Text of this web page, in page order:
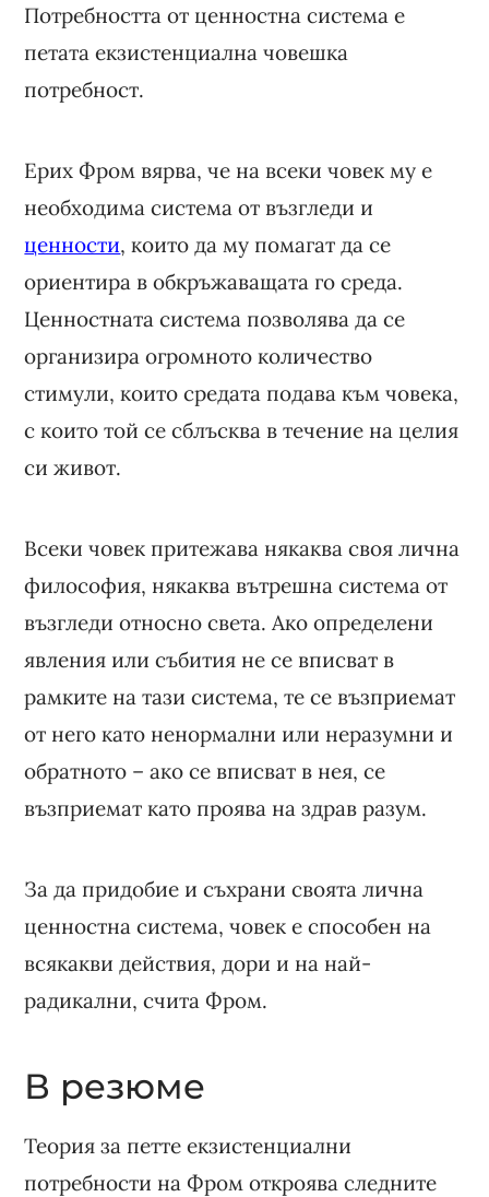
Потребността от ценностна система е
петата екзистенциална човешка
потребност.
Ерих Фром вярва, че на всеки човек му е
необходима система от възгледи и
ценности, които да му помагат да се
ориентира в обкръжаващата го среда.
Ценностната система позволява да се
организира огромното количество
стимули, които средата подава към човека,
с които той се сблъсква в течение на целия
си живот.
Всеки човек притежава някаква своя лична
философия, някаква вътрешна система от
възгледи относно света. Ако определени
явления или събития не се вписват в
рамките на тази система, те се възприемат
от него като ненормални или неразумни и
обратното – ако се вписват в нея, се
възприемат като проява на здрав разум.
За да придобие и съхрани своята лична
ценностна система, човек е способен на
всякакви действия, дори и на най-
радикални, счита Фром.
В резюме
Теория за петте екзистенциални
потребности на Фром откроява следните